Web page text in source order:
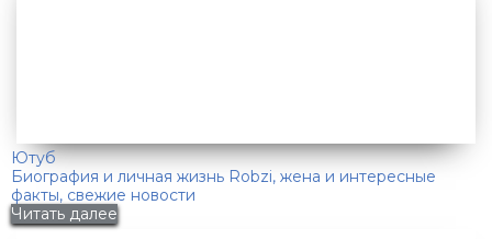
Ютуб
Биография и личная жизнь Robzi, жена и интересные
факты, свежие новости
Читать далее